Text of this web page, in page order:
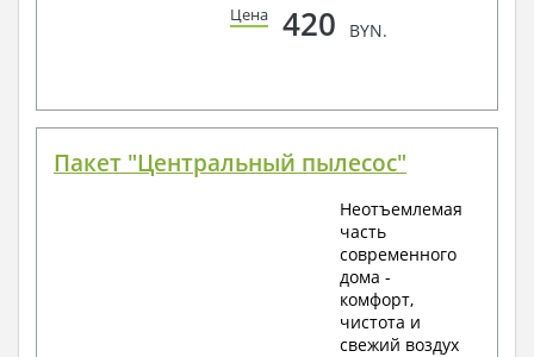
Цена 420 BYN.
Пакет "Центральный пылесос"
Неотъемлемая
часть
современного
дома -
комфорт,
чистота и
свежий воздух